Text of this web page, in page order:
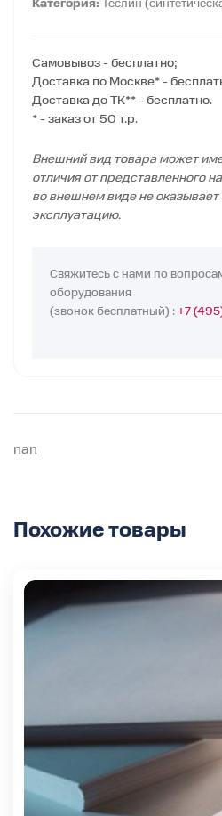
Категория: Теслин
Самовывоз - бесплатно;
Доставка по Москве* -
Доставка до ТК** - бесплатно.
* - заказ от 50 т.р.
Внешний вид товара может
отличия от представленного
во внешнем виде не оказывает
эксплуатацию.
Свяжитесь с нами по
оборудования
(звонок бесплатный) : +7
nan
Похожие товары